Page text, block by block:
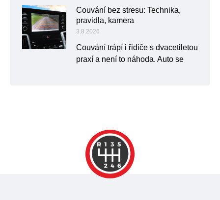
Couvání bez stresu: Technika,
pravidla, kamera
3.8.2026
Couvání trápí i řidiče s dvacetiletou
praxí a není to náhoda. Auto se